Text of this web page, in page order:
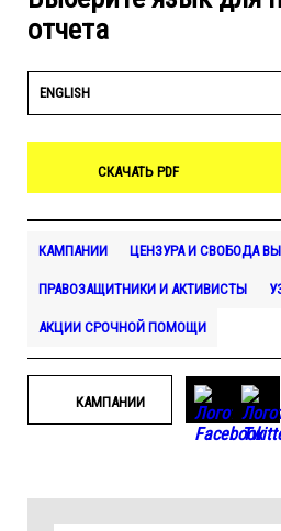
отчета
ENGLISH
СКАЧАТЬ PDF
КАМПАНИИ ЦЕНЗУРА И СВОБОДА
ПРАВОЗАЩИТНИКИ И АКТИВИСТЫ
АКЦИИ СРОЧНОЙ ПОМОЩИ
КАМПАНИИ